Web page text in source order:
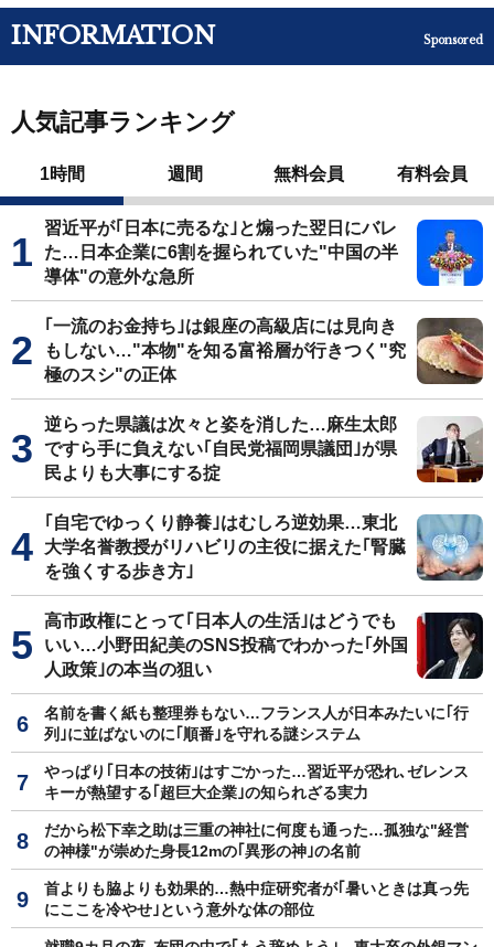
INFORMATION Sponsored
人気記事ランキング
1時間 週間 無料会員 有料会員
習近平が｢日本に売るな｣と煽った翌日にバレ
た…日本企業に6割を握られていた"中国の半
導体"の意外な急所
｢一流のお金持ち｣は銀座の高級店には見向き
もしない…"本物"を知る富裕層が行きつく"究
極のスシ"の正体
逆らった県議は次々と姿を消した…麻生太郎
ですら手に負えない｢自民党福岡県議団｣が県
民よりも大事にする掟
｢自宅でゆっくり静養｣はむしろ逆効果…東北
大学名誉教授がリハビリの主役に据えた｢腎臓
を強くする歩き方｣
高市政権にとって｢日本人の生活｣はどうでも
いい…小野田紀美のSNS投稿でわかった｢外国
人政策｣の本当の狙い
名前を書く紙も整理券もない…フランス人が日本みたいに｢行
列｣に並ばないのに｢順番｣を守れる謎システム
やっぱり｢日本の技術｣はすごかった…習近平が恐れ､ゼレンス
キーが熱望する｢超巨大企業｣の知られざる実力
だから松下幸之助は三重の神社に何度も通った…孤独な"経営
の神様"が崇めた身長12mの｢異形の神｣の名前
首よりも脇よりも効果的…熱中症研究者が｢暑いときは真っ先
にここを冷やせ｣という意外な体の部位